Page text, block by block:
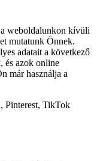
weboldalunkon kívüli
mutatunk Önnek.
adatait a következő
és azok online
már használja a
Pinterest, TikTok